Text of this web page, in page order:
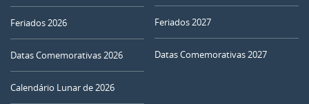
Feriados 2026
Datas Comemorativas 2026
Calendário Lunar de 2026
Feriados 2027
Datas Comemorativas 2027